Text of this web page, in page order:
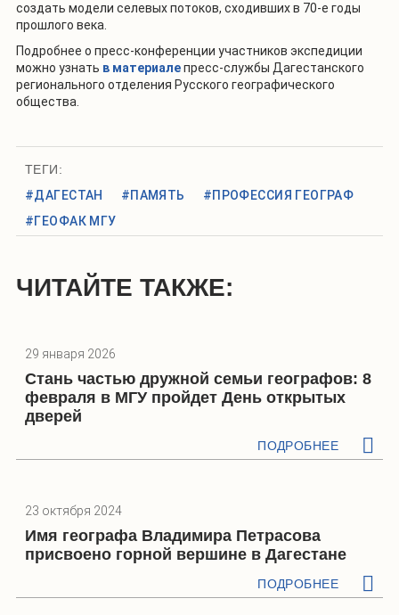
создать модели селевых потоков, сходивших в 70-е годы
прошлого века.
Подробнее о пресс-конференции участников экспедиции
можно узнать в материалепресс-службы Дагестанского
регионального отделения Русского географического
общества.
ТЕГИ:
#ДАГЕСТАН
#ПАМЯТЬ
#ПРОФЕССИЯ ГЕОГРАФ
#ГЕОФАК МГУ
ЧИТАЙТЕ ТАКЖЕ:
29 января 2026
Стань частью дружной семьи географов: 8
февраля в МГУ пройдет День открытых
дверей
ПОДРОБНЕЕ
23 октября 2024
Имя географа Владимира Петрасова
присвоено горной вершине в Дагестане
ПОДРОБНЕЕ